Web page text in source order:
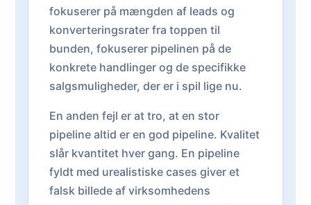
fokuserer på mængden af leads og
konverteringsrater fra toppen til
bunden, fokuserer pipelinen på de
konkrete handlinger og de specifikke
salgsmuligheder, der er i spil lige nu.
En anden fejl er at tro, at en stor
pipeline altid er en god pipeline. Kvalitet
slår kvantitet hver gang. En pipeline
fyldt med urealistiske cases giver et
falsk billede af virksomhedens